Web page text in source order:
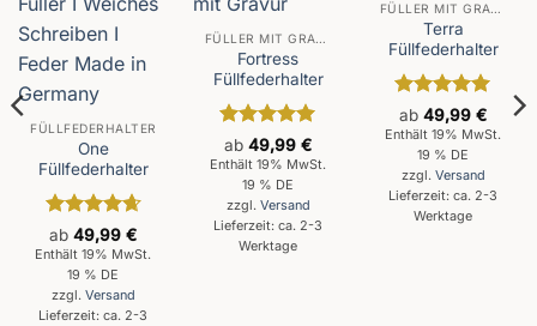
FÜLLFEDERHALTER
One
Füllfederhalter
Bewertet
mit4.67
von 5
ab49,99€
Enthält 19% MwSt.
19 % DE
zzgl. Versand
Lieferzeit: ca. 2-3
FÜLLER MIT GRAVUR
Fortress
Füllfederhalter
Bewertet
mit5von
ab49,99€
Enthält 19% MwSt.
19 % DE
zzgl. Versand
Lieferzeit: ca. 2-3
Werktage
FÜLLER MIT GRAVUR
Terra
Füllfederhalter
Bewertet
mit4.93
von 5
ab49,99€
Enthält 19% MwSt.
19 % DE
zzgl. Versand
Lieferzeit: ca. 2-3
Werktage